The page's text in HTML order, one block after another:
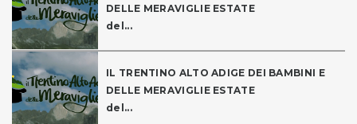
DELLE MERAVIGLIE ESTATE
del...
IL TRENTINO ALTO ADIGE DEI BAMBINI E
DELLE MERAVIGLIE ESTATE
del...